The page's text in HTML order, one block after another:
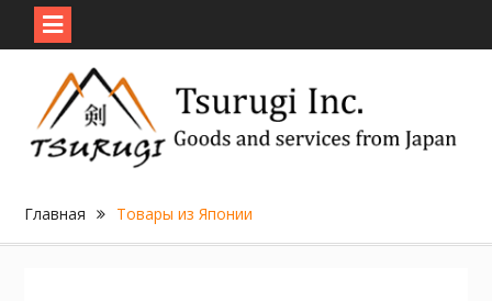
content
Главная Товары из Японии